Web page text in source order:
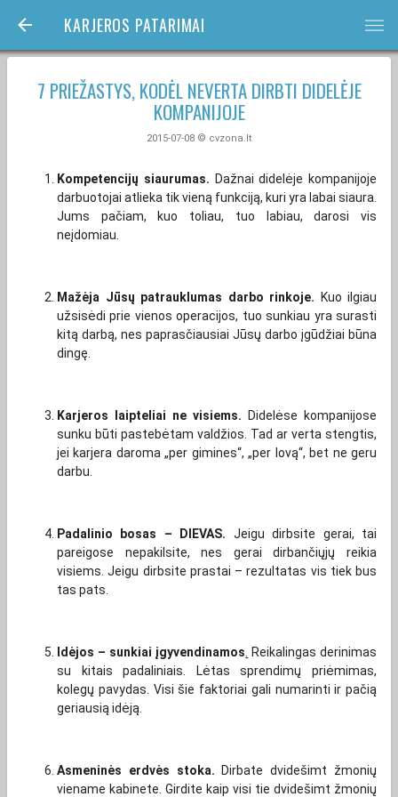
KARJEROS PATARIMAI bars
7 PRIEŽASTYS, KODĖL NEVERTA DIRBTI DIDELĖJE
KOMPANIJOJE
2015-07-08 © cvzona.lt
Kompetencijų siaurumas. Dažnai didelėje kompanijoje
darbuotojai atlieka tik vieną funkciją, kuri yra labai siaura.
Jums pačiam, kuo toliau, tuo labiau, darosi vis
neįdomiau.
Mažėja Jūsų patrauklumas darbo rinkoje. Kuo ilgiau
užsisėdi prie vienos operacijos, tuo sunkiau yra surasti
kitą darbą, nes paprasčiausiai Jūsų darbo įgūdžiai būna
dingę.
Karjeros laipteliai ne visiems. Didelėse kompanijose
sunku būti pastebėtam valdžios. Tad ar verta stengtis,
jei karjera daroma „per gimines“, „per lovą“, bet ne geru
darbu.
Padalinio bosas – DIEVAS. Jeigu dirbsite gerai, tai
pareigose nepakilsite, nes gerai dirbančiųjų reikia
visiems. Jeigu dirbsite prastai – rezultatas vis tiek bus
tas pats.
Idėjos – sunkiai įgyvendinamos
Reikalingas derinimas
su kitais padaliniais. Lėtas sprendimų priėmimas,
kolegų pavydas. Visi šie faktoriai gali numarinti ir pačią
geriausią idėją.
Asmeninės erdvės stoka. Dirbate dvidešimt žmonių
viename kabinete. Girdite kaip visi tie dvidešimt žmonių